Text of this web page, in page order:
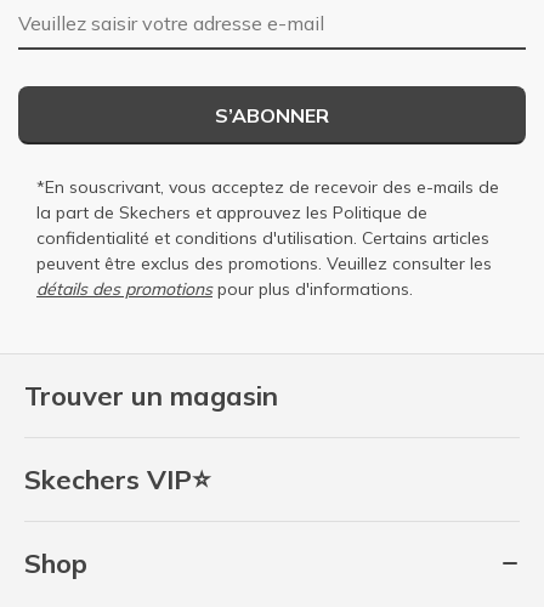
Trouver un magasin
Skechers VIP⭐
Shop
Adresse e-mail
S’ABONNER
*En souscrivant, vous acceptez de recevoir des e-mails de
la part de Skechers et approuvez les Politique de
confidentialité et conditions d'utilisation. Certains articles
peuvent être exclus des promotions. Veuillez consulter les
détails des promotionspour plus d'informations.